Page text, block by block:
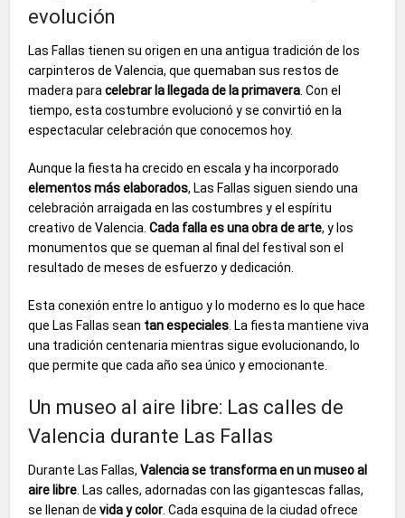
evolución
Las Fallas tienen su origen en una antigua tradición de los
carpinteros de Valencia, que quemaban sus restos de
madera paracelebrar la llegada de la primavera . Con el
tiempo, esta costumbre evolucionó y se convirtió en la
espectacular celebración que conocemos hoy.
Aunque la fiesta ha crecido en escala y ha incorporado
elementos más elaborados, Las Fallas siguen siendo una
celebración arraigada en las costumbres y el espíritu
creativo de Valencia.Cada falla es una obra de arte, y los
monumentos que se queman al final del festival son el
resultado de meses de esfuerzo y dedicación.
Esta conexión entre lo antiguo y lo moderno es lo que hace
que Las Fallas sean tan especiales . La fiesta mantiene viva
una tradición centenaria mientras sigue evolucionando, lo
que permite que cada año sea único y emocionante.
Un museo al aire libre: Las calles de
Valencia durante Las Fallas
Durante Las Fallas,Valencia se transforma en un museo al
aire libre . Las calles, adornadas con las gigantescas fallas,
se llenan devida y color . Cada esquina de la ciudad ofrece